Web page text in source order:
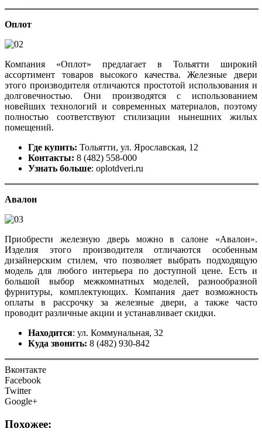
Оплот
Компания «Оплот» предлагает в Тольятти широкий
ассортимент товаров высокого качества. Железные двери
этого производителя отличаются простотой использования и
долговечностью. Они производятся с использованием
новейших технологий и современных материалов, поэтому
полностью соответствуют стилизации нынешних жилых
помещений.
Где купить: Тольятти, ул. Ярославская, 12
Контакты: 8 (482) 558-000
Узнать больше: oplotdveri.ru
Авалон
Приобрести железную дверь можно в салоне «Авалон».
Изделия этого производителя отличаются особенным
дизайнерским стилем, что позволяет выбрать подходящую
модель для любого интерьера по доступной цене. Есть и
большой выбор межкомнатных моделей, разнообразной
фурнитуры, комплектующих. Компания дает возможность
оплаты в рассрочку за железные двери, а также часто
проводит различные акции и устанавливает скидки.
Находится: ул. Коммунальная, 32
Куда звонить: 8 (482) 930-842
Вконтакте
Facebook
Twitter
Google+
Похожее: